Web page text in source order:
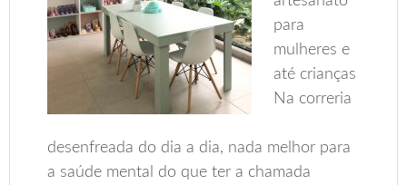
para
mulheres e
até crianças
Na correria
desenfreada do dia a dia, nada melhor para
a saúde mental do que ter a chamada